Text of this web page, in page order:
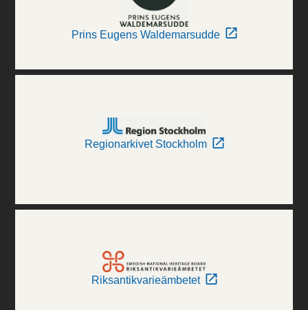
Prins Eugens Waldemarsudde
Regionarkivet Stockholm
Riksantikvarieämbetet